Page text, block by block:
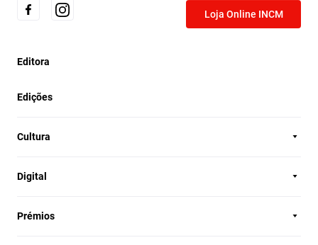
Loja Online INCM
Editora
Edições
Cultura
Digital
Prémios